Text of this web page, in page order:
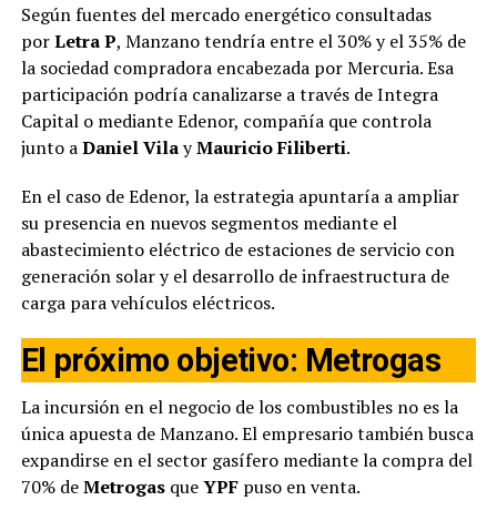
Según fuentes del mercado energético consultadas
porLetra P, Manzano tendría entre el 30% y el 35% de
la sociedad compradora encabezada por Mercuria. Esa
participación podría canalizarse a través de Integra
Capital o mediante Edenor, compañía que controla
junto aDaniel VilayMauricio Filiberti.
En el caso de Edenor, la estrategia apuntaría a ampliar
su presencia en nuevos segmentos mediante el
abastecimiento eléctrico de estaciones de servicio con
generación solar y el desarrollo de infraestructura de
carga para vehículos eléctricos.
El próximo objetivo: Metrogas
La incursión en el negocio de los combustibles no es la
única apuesta de Manzano. El empresario también busca
expandirse en el sector gasífero mediante la compra del
70% deMetrogasqueYPFpuso en venta.